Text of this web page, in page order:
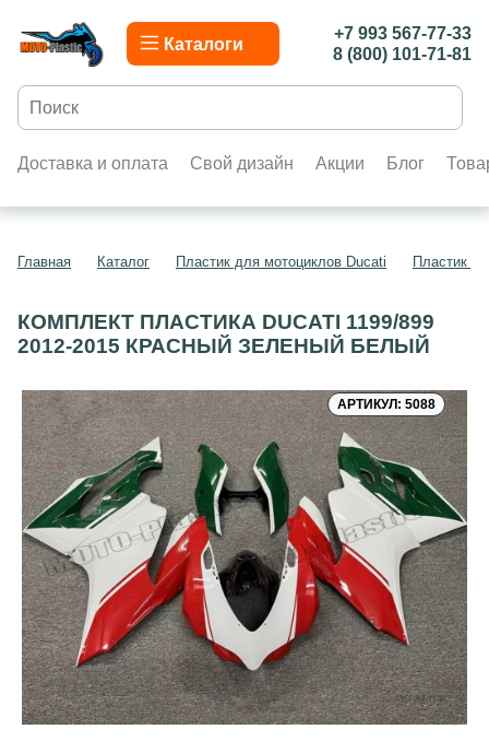
Каталоги
+7 993 567-77-33
8 (800) 101-71-81
Доставка и оплата Свой дизайн Акции Блог
Главная Каталог Пластик для мотоциклов Ducati Пластик
КОМПЛЕКТ ПЛАСТИКА DUCATI 1199/899
2012-2015 КРАСНЫЙ ЗЕЛЕНЫЙ БЕЛЫЙ
АРТИКУЛ: 5088